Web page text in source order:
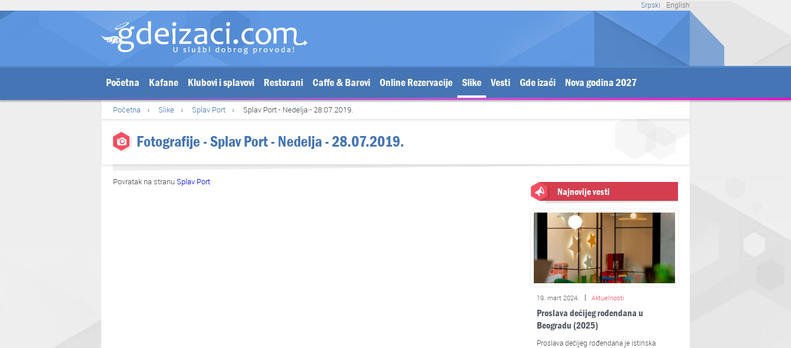
English
Srpski
Početna Kafane Klubovi i splavovi Restorani Caffe & Barovi Online Rezervacije Slike Vesti Gde izaći Nova godina 2027
Početna Slike Splav Port Splav Port - Nedelja - 28.07.2019.
Fotografije - Splav Port - Nedelja - 28.07.2019.
Povratak na stranu Splav Port
Najnovije vesti
19. mart 2024. Aktuelnosti
Proslava dečijeg rođendana u
Beogradu (2025)
Proslava dečijeg rođendana je istinska